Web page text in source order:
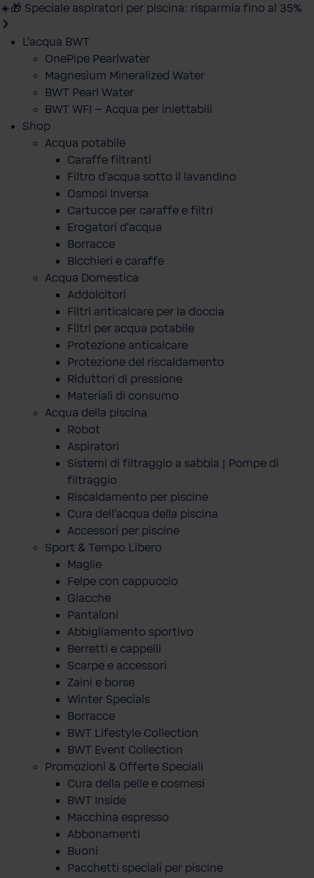
☀️🎁 Speciale aspiratori per piscina: risparmia fino al 35%
L'acqua BWT
OnePipe Pearlwater
Magnesium Mineralized Water
BWT Pearl Water
BWT WFI – Acqua per iniettabili
Shop
Acqua potabile
Caraffe filtranti
Filtro d'acqua sotto il lavandino
Osmosi Inversa
Cartucce per caraffe e filtri
Erogatori d'acqua
Borracce
Bicchieri e caraffe
Acqua Domestica
Addolcitori
Filtri anticalcare per la doccia
Filtri per acqua potabile
Protezione anticalcare
Protezione del riscaldamento
Riduttori di pressione
Materiali di consumo
Acqua della piscina
Robot
Aspiratori
Sistemi di filtraggio a sabbia | Pompe di
filtraggio
Riscaldamento per piscine
Cura dell'acqua della piscina
Accessori per piscine
Sport & Tempo Libero
Maglie
Felpe con cappuccio
Giacche
Pantaloni
Abbigliamento sportivo
Berretti e cappelli
Scarpe e accessori
Zaini e borse
Winter Specials
Borracce
BWT Lifestyle Collection
BWT Event Collection
Promozioni & Offerte Speciali
Cura della pelle e cosmesi
BWT Inside
Macchina espresso
Abbonamenti
Buoni
Pacchetti speciali per piscine